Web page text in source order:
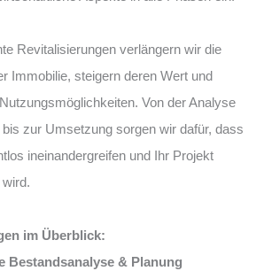
Revitalisierungen verlängern wir die
Immobilie, steigern deren Wert und
Von der Analyse
bis zur Umsetzung sorgen wir dafür, dass
ineinandergreifen und Ihr Projekt
im Überblick:
Bestandsanalyse & Planung